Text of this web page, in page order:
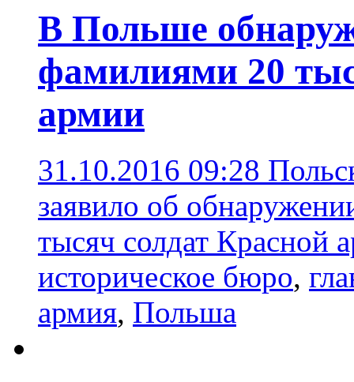
В Польше
фамилиями 20
армии
31.10.2016 09:28
заявило об
тысяч солдат Красной
историческое бюро,
армия, Польша